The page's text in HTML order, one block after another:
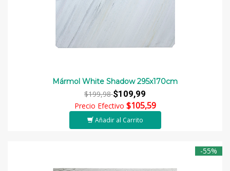
Mármol White Shadow 295x170cm
$199,98$109,99
Precio Efectivo $105,59
Añadir al Carrito
-55%